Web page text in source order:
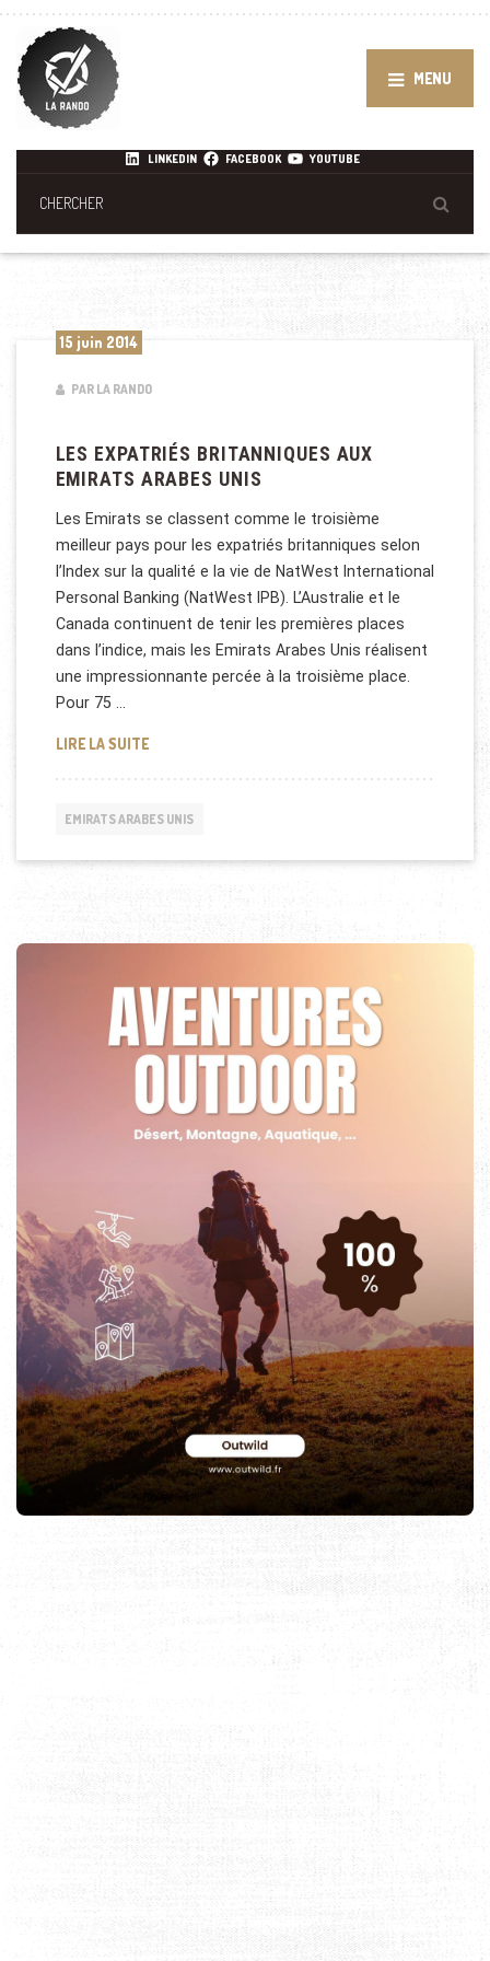
MENU
LINKEDIN FACEBOOK YOUTUBE
15 juin 2014
PAR LA RANDO
LES EXPATRIÉS BRITANNIQUES AUX
EMIRATS ARABES UNIS
Les Emirats se classent comme le troisième
meilleur pays pour les expatriés britanniques selon
l’Index sur la qualité e la vie de NatWest International
Personal Banking (NatWest IPB). L’Australie et le
Canada continuent de tenir les premières places
dans l’indice, mais les Emirats Arabes Unis réalisent
une impressionnante percée à la troisième place.
Pour 75 …
LIRE LA SUITELES EXPATRIÉS BRITANNIQUES AUX EMIRATS
EMIRATS ARABES UNIS